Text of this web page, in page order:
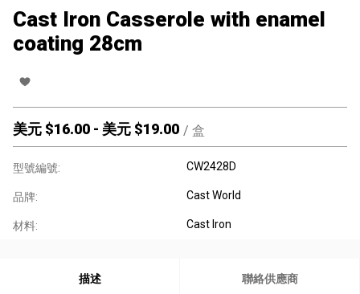
Cast Iron Casserole with enamel
coating 28cm
美元 $16.00 - 美元 $19.00 / 盒
型號編號: CW2428D
品牌: Cast World
材料: Cast Iron
描述 聯絡供應商